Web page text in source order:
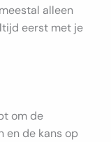
alleen
eerst met je
om de
en de kans op